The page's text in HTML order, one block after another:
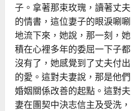
子。拿著那束玫瑰，讀著丈夫
的情書，這位妻子的眼淚唰唰
地流下來，她說，那一刻，她
積在心裡多年的委屈一下子都
沒有了，她感覺到了丈夫付出
的愛。這對夫妻說，那是他們
婚姻關係改善的起點。這對夫
妻在團契中決志信主及受洗，